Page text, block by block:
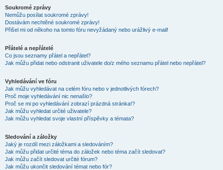
Soukromé zprávy
Nemůžu posílat soukromé zprávy!
Dostávám nechtěné soukromé zprávy!
Přišel mi od někoho na tomto fóru nevyžádaný nebo urážlivý e-mail!
Přátelé a nepřátelé
Co jsou seznamy přátel a nepřátel?
Jak můžu přidat nebo odstranit uživatele do/z mého seznamu přátel nebo nepřátel?
Vyhledávání ve fóru
Jak můžu vyhledávat na celém fóru nebo v jednotlivých fórech?
Proč moje vyhledávání nic nenašlo?
Proč se mi po vyhledávání zobrazí prázdná stránka!?
Jak můžu vyhledat určité uživatele?
Jak můžu vyhledat svoje vlastní příspěvky a témata?
Sledování a záložky
Jaký je rozdíl mezi záložkami a sledováním?
Jak můžu přidat určité téma do záložek nebo téma začít sledovat?
Jak můžu začít sledovat určité fórum?
Jak můžu ukončit sledování témat nebo fór?